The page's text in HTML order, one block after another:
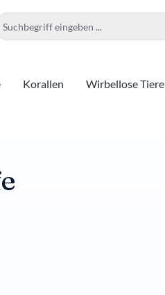
Korallen Wirbellose Tiere